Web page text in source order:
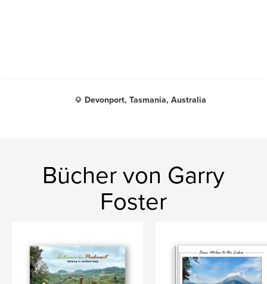
Devonport, Tasmania, Australia
Bücher von Garry
Foster